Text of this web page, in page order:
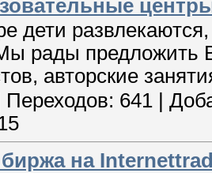
дети
рады предложить
авторские
Переходов: 641
на